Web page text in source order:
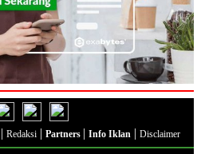
| Redaksi | Partners | Info Iklan | Disclaimer